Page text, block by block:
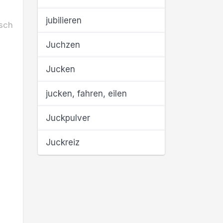
jubilieren
Juchzen
Jucken
jucken, fahren, eilen
Juckpulver
Juckreiz